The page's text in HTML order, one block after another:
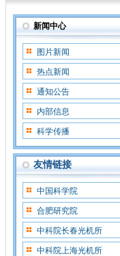
新闻中心
图片新闻
热点新闻
通知公告
内部信息
科学传播
友情链接
中国科学院
合肥研究院
中科院长春光机所
中科院上海光机所